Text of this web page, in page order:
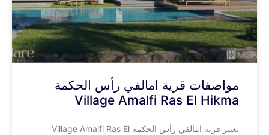
مواصفات قرية امالفي رأس الحكمة
Village Amalfi Ras El Hikma
تعتبر قرية امالفي رأس الحكمة Village Amalfi Ras El